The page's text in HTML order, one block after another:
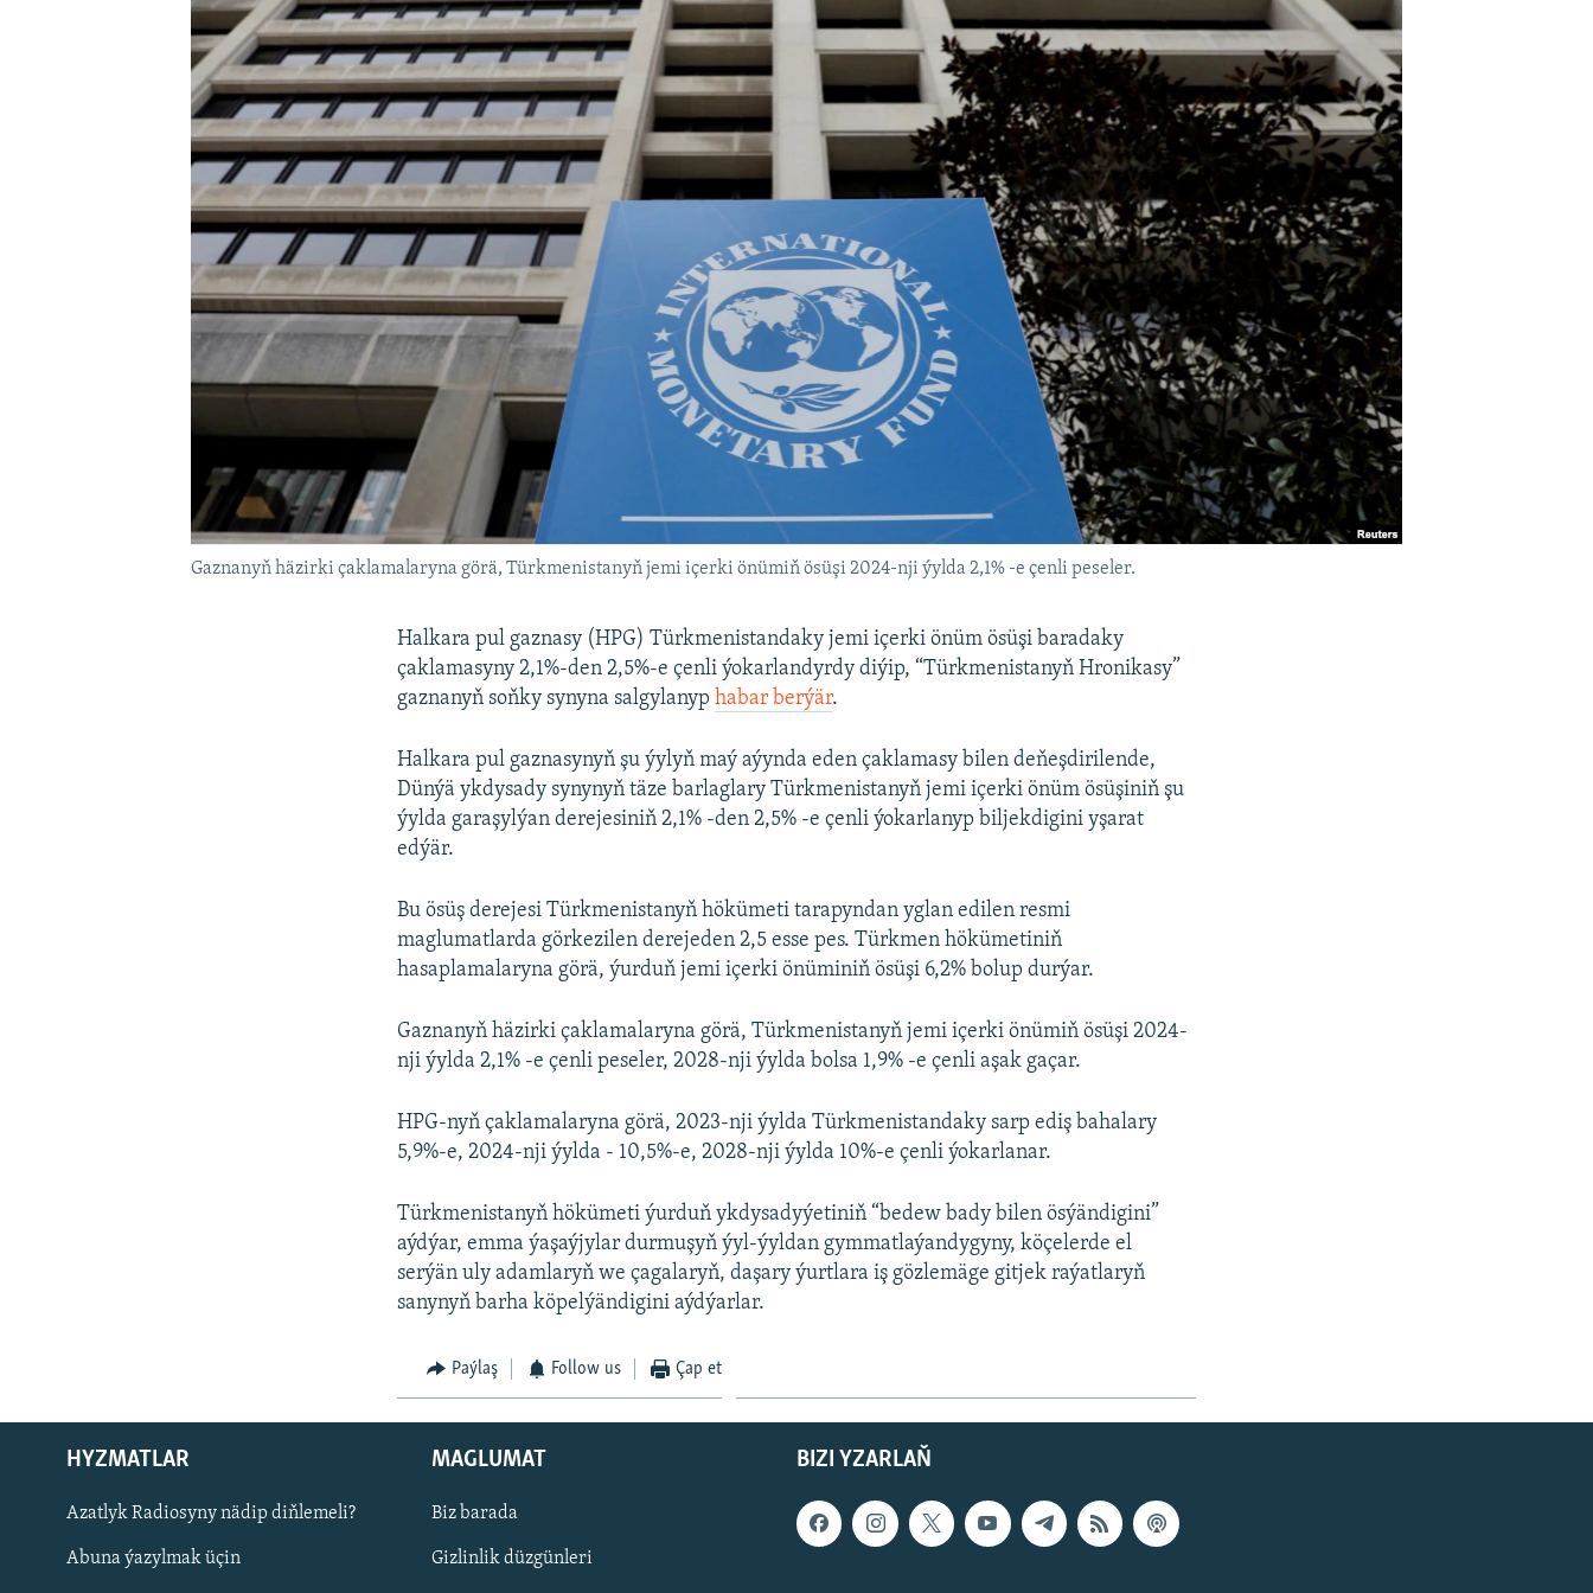
Русский
BIZI YZARLAŇ
Gaznanyň häzirki çaklamalaryna görä, Türkmenistanyň jemi içerki önümiň ösüşi 2024-nji ýylda 2,1% -e çenli peseler.
Halkara pul gaznasy (HPG) Türkmenistandaky jemi içerki önüm ösüşi baradaky
çaklamasyny 2,1%-den 2,5%-e çenli ýokarlandyrdy diýip, “Türkmenistanyň Hronikasy”
gaznanyň soňky synyna salgylanyphabar berýär.
Halkara pul gaznasynyň şu ýylyň maý aýynda eden çaklamasy bilen deňeşdirilende,
Dünýä ykdysady synynyň täze barlaglary Türkmenistanyň jemi içerki önüm ösüşiniň şu
ýylda garaşylýan derejesiniň 2,1% -den 2,5% -e çenli ýokarlanyp biljekdigini yşarat
edýär.
Bu ösüş derejesi Türkmenistanyň hökümeti tarapyndan yglan edilen resmi
maglumatlarda görkezilen derejeden 2,5 esse pes. Türkmen hökümetiniň
hasaplamalaryna görä, ýurduň jemi içerki önüminiň ösüşi 6,2% bolup durýar.
Gaznanyň häzirki çaklamalaryna görä, Türkmenistanyň jemi içerki önümiň ösüşi 2024-
nji ýylda 2,1% -e çenli peseler, 2028-nji ýylda bolsa 1,9% -e çenli aşak gaçar.
HPG-nyň çaklamalaryna görä, 2023-nji ýylda Türkmenistandaky sarp ediş bahalary
5,9%-e, 2024-nji ýylda - 10,5%-e, 2028-nji ýylda 10%-e çenli ýokarlanar.
Türkmenistanyň hökümeti ýurduň ykdysadyýetiniň “bedew bady bilen ösýändigini”
aýdýar, emma ýaşaýjylar durmuşyň ýyl-ýyldan gymmatlaýandygyny, köçelerde el
serýän uly adamlaryň we çagalaryň, daşary ýurtlara iş gözlemäge gitjek raýatlaryň
sanynyň barha köpelýändigini aýdýarlar.
Paýlaş Follow us Çap et
BIZI YZARLAŇ
HYZMATLAR
Azatlyk Radiosyny nädip diňlemeli?
Abuna ýazylmak üçin
MAGLUMAT
Biz barada
Gizlinlik düzgünleri